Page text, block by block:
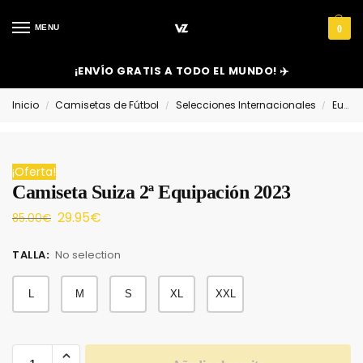
MENU 0
¡ENVÍO GRATIS A TODO EL MUNDO! ✈️
Inicio / Camisetas de Fútbol / Selecciones Internacionales / Europa
¡Oferta!
Camiseta Suiza 2ª Equipación 2023
85.00€ 29.95€
TALLA: No selection
L M S XL XXL